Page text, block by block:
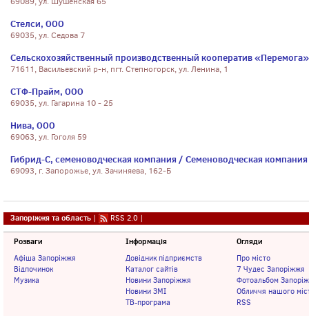
Стелси, ООО
69035, ул. Седова 7
Сельскохозяйственный производственный кооператив «Перемога»
71611, Васильевский р-н, пгт. Степногорск, ул. Ленина, 1
СТФ-Прайм, ООО
69035, ул. Гагарина 10 - 25
Нива, ООО
69063, ул. Гоголя 59
Гибрид-С, семеноводческая компания / Семеноводческая
69093, г. Запорожье, ул. Зачиняева, 162-Б
Запоріжжя та область | RSS 2.0 |
Розваги
Афіша Запоріжжя
Відпочинок
Музика
Інформація
Довідник підприємств
Каталог сайтів
Новини Запоріжжя
Новини ЗМІ
ТВ-програма
Огляди
Про місто
7 Чудес Запоріжжя
Фотоальбом
Обличчя нашого
RSS